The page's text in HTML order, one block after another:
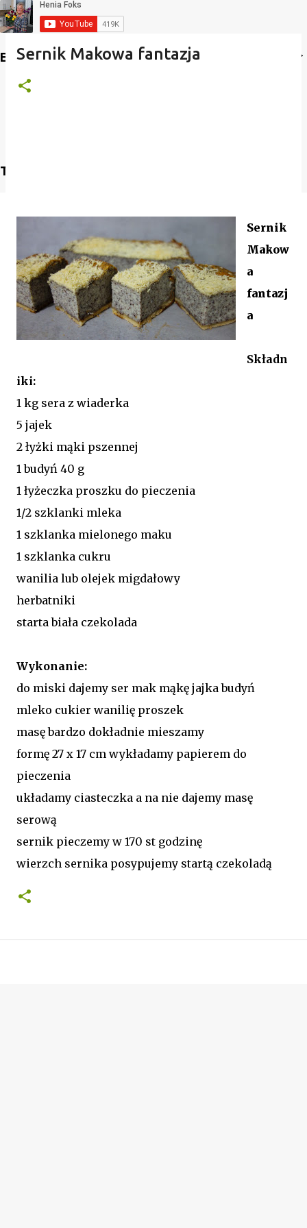
Etykiety
Translate
Sernik Makowa fantazja
Sernik
Makow
a
fantazj
a
Składn
iki:
1 kg sera z wiaderka
5 jajek
2 łyżki mąki pszennej
1 budyń 40 g
1 łyżeczka proszku do pieczenia
1/2 szklanki mleka
1 szklanka mielonego maku
1 szklanka cukru
wanilia lub olejek migdałowy
herbatniki
starta biała czekolada
Wykonanie:
do miski dajemy ser mak mąkę jajka budyń
mleko cukier wanilię proszek
masę bardzo dokładnie mieszamy
formę 27 x 17 cm wykładamy papierem do
pieczenia
układamy ciasteczka a na nie dajemy masę
serową
sernik pieczemy w 170 st godzinę
wierzch sernika posypujemy startą czekoladą